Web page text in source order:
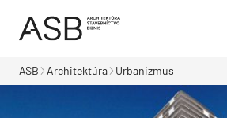
ASB Architektúra Urbanizmus